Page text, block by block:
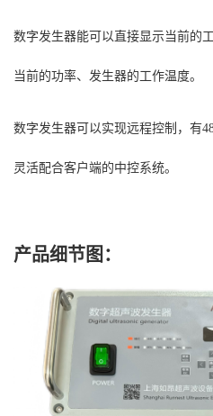
数字发生器能可以直接显示当前的
当前的功率、发生器的工作温度。
数字发生器可以实现远程控制，有
灵活配合客户端的中控系统。
产品细节图：